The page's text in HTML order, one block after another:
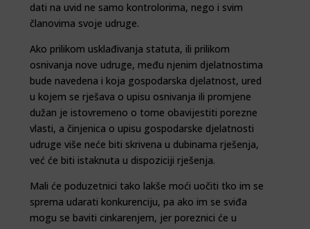
dati na uvid ne samo kontrolorima, nego i svim
članovima svoje udruge.
Ako prilikom usklađivanja statuta, ili prilikom
osnivanja nove udruge, među njenim djelatnostima
bude navedena i koja gospodarska djelatnost, ured
u kojem se rješava o upisu osnivanja ili promjene
dužan je istovremeno o tome obavijestiti porezne
vlasti, a činjenica o upisu gospodarske djelatnosti
udruge više neće biti skrivena u dubinama rješenja,
već će biti istaknuta u dispoziciji rješenja.
Mali će poduzetnici tako lakše moći uočiti tko im se
sprema udarati konkurenciju, pa ako im se sviđa
mogu se baviti cinkarenjem, jer poreznici će u